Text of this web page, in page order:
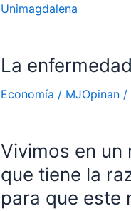
Unimagdalena
La
Economía / MJOpinan /
Vivimos en un
que tiene la
para que este